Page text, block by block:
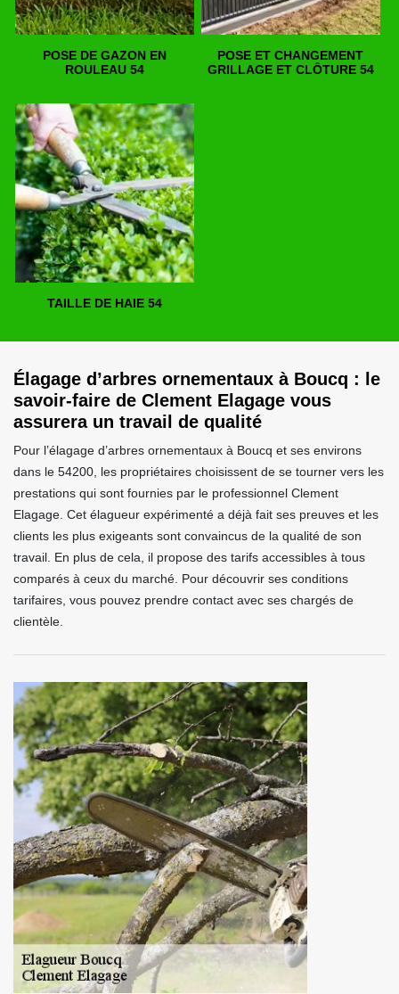
POSE DE GAZON EN
ROULEAU 54
POSE ET CHANGEMENT
GRILLAGE ET CLÔTURE 54
TAILLE DE HAIE 54
Élagage d’arbres ornementaux à Boucq : le
savoir-faire de Clement Elagage vous
assurera un travail de qualité
Pour l’élagage d’arbres ornementaux à Boucq et ses environs
dans le 54200, les propriétaires choisissent de se tourner vers les
prestations qui sont fournies par le professionnel Clement
Elagage. Cet élagueur expérimenté a déjà fait ses preuves et les
clients les plus exigeants sont convaincus de la qualité de son
travail. En plus de cela, il propose des tarifs accessibles à tous
comparés à ceux du marché. Pour découvrir ses conditions
tarifaires, vous pouvez prendre contact avec ses chargés de
clientèle.